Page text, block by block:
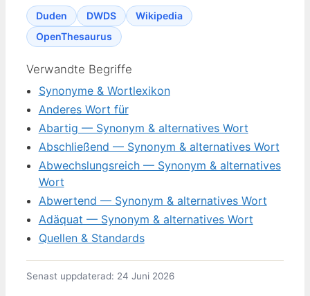
Duden DWDS
Wikipedia
OpenThesaurus
Verwandte Begriffe
Synonyme & Wortlexikon
Anderes Wort für
Abartig — Synonym & alternatives Wort
Abschließend — Synonym & alternatives Wort
Abwechslungsreich — Synonym & alternatives
Wort
Abwertend — Synonym & alternatives Wort
Adäquat — Synonym & alternatives Wort
Quellen & Standards
Senast uppdaterad: 24 Juni 2026